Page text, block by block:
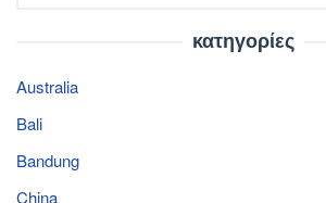
κατηγορίες
Australia
Bali
Bandung
China